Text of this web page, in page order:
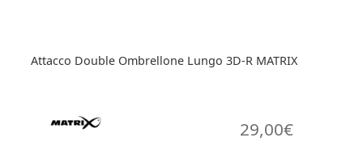
Attacco Double Ombrellone Lungo 3D-R MATRIX
29,00€